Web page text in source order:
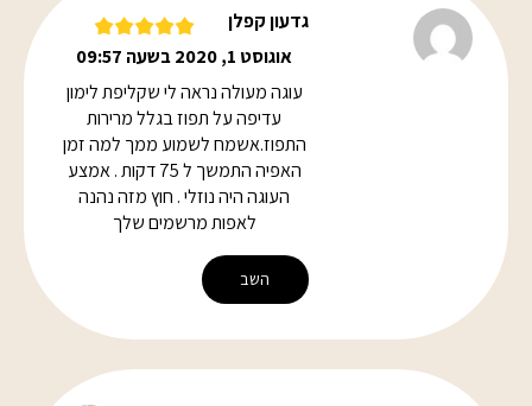
גדעון קפלן
אוגוסט 1, 2020 בשעה 09:57
עוגה מעולה נראה לי שקליפת לימון
עדיפה על תפוז בגלל מרירות
התפוז.אשמח לשמוע ממך למה זמן
האפיה התמשך ל 75 דקות . אמצע
העוגה היה נוזלי . חוץ מזה נהנה
לאפות מרשמים שלך
השב